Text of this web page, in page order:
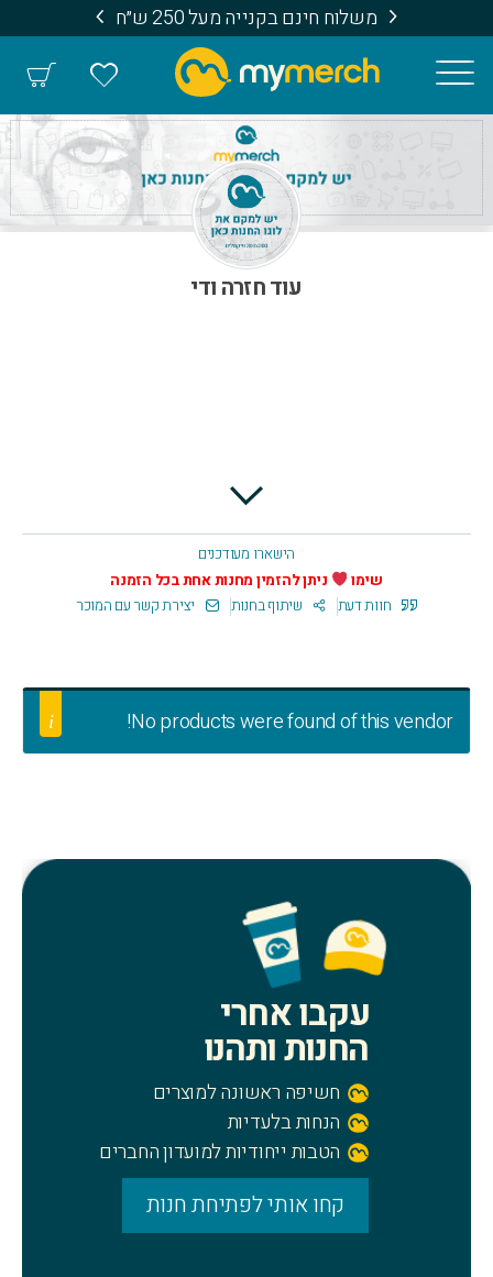
משלוח חינם בקנייה מעל 250 ש״ח
עוד חזרה ודי
הישארו מעודכנים
שימו
ניתן להזמין מחנות אחת בכל הזמנה
חוות דעת
שיתוף בחנות יצירת קשר עם המוכר
No products were found of this vendor!
עקבו אחרי
החנות ותהנו
חשיפה ראשונה למוצרים
הנחות בלעדיות
הטבות ייחודיות למועדון החברים
קחו אותי לפתיחת חנות